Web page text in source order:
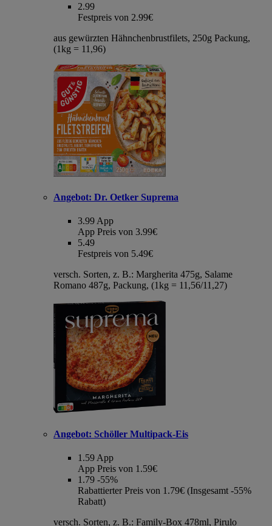
2.99
Festpreis von 2.99€
aus gewürzten Hähnchenbrustfilets, 250g Packung,
(1kg = 11,96)
Angebot: Dr. Oetker Suprema
3.99 App
App Preis von 3.99€
5.49
Festpreis von 5.49€
versch. Sorten, z. B.: Margherita 475g, Salame
Romano 487g, Packung, (1kg = 11,56/11,27)
Angebot: Schöller Multipack-Eis
1.59 App
App Preis von 1.59€
1.79 -55%
Rabattierter Preis von 1.79€ (Insgesamt -55%
Rabatt)
versch. Sorten, z. B.: Family-Box 478ml, Pirulo